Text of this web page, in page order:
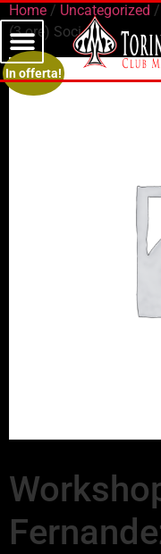
Home / Uncategorized
(3 ore) Soci
In offerta!